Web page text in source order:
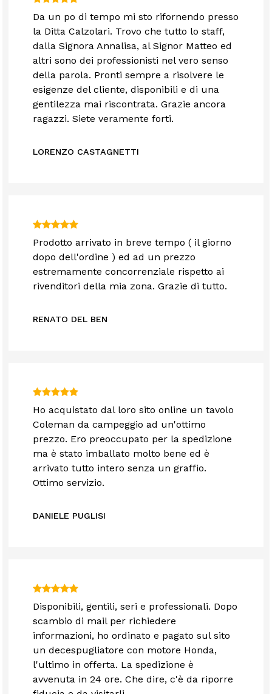
Da un po di tempo mi sto rifornendo presso
la Ditta Calzolari. Trovo che tutto lo staff,
dalla Signora Annalisa, al Signor Matteo ed
altri sono dei professionisti nel vero senso
della parola. Pronti sempre a risolvere le
esigenze del cliente, disponibili e di una
gentilezza mai riscontrata. Grazie ancora
ragazzi. Siete veramente forti.
LORENZO CASTAGNETTI
Prodotto arrivato in breve tempo ( il giorno
dopo dell'ordine ) ed ad un prezzo
estremamente concorrenziale rispetto ai
rivenditori della mia zona. Grazie di tutto.
RENATO DEL BEN
Ho acquistato dal loro sito online un tavolo
Coleman da campeggio ad un'ottimo
prezzo. Ero preoccupato per la spedizione
ma è stato imballato molto bene ed è
arrivato tutto intero senza un graffio.
Ottimo servizio.
DANIELE PUGLISI
Disponibili, gentili, seri e professionali. Dopo
scambio di mail per richiedere
informazioni, ho ordinato e pagato sul sito
un decespugliatore con motore Honda,
l'ultimo in offerta. La spedizione è
avvenuta in 24 ore. Che dire, c'è da riporre